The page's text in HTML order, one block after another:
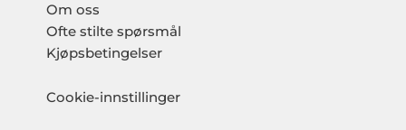
Om oss
Ofte stilte spørsmål
Kjøpsbetingelser
Cookie-innstillinger